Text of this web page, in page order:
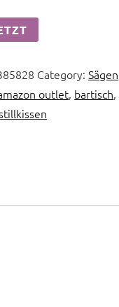
Category:Sägen
outlet, bartisch,